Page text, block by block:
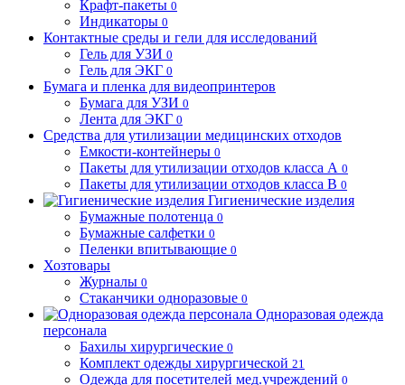
Крафт-пакеты 0
Индикаторы 0
Контактные среды и гели для исследований
Гель для УЗИ 0
Гель для ЭКГ 0
Бумага и пленка для видеопринтеров
Бумага для УЗИ 0
Лента для ЭКГ 0
Средства для утилизации медицинских отходов
Емкости-контейнеры 0
Пакеты для утилизации отходов класса А 0
Пакеты для утилизации отходов класса В 0
Гигиенические изделия
Бумажные полотенца 0
Бумажные салфетки 0
Пеленки впитывающие 0
Хозтовары
Журналы 0
Стаканчики одноразовые 0
Одноразовая одежда
персонала
Бахилы хирургические 0
Комплект одежды хирургической 21
Одежда для посетителей мед.учреждений 0